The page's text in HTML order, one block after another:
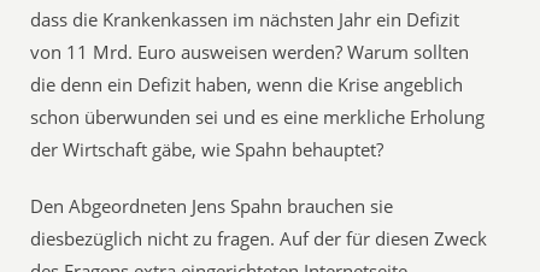
dass die Krankenkassen im nächsten Jahr ein Defizit
von 11 Mrd. Euro ausweisen werden? Warum sollten
die denn ein Defizit haben, wenn die Krise angeblich
schon überwunden sei und es eine merkliche Erholung
der Wirtschaft gäbe, wie Spahn behauptet?
Den Abgeordneten Jens Spahn brauchen sie
diesbezüglich nicht zu fragen. Auf der für diesen Zweck